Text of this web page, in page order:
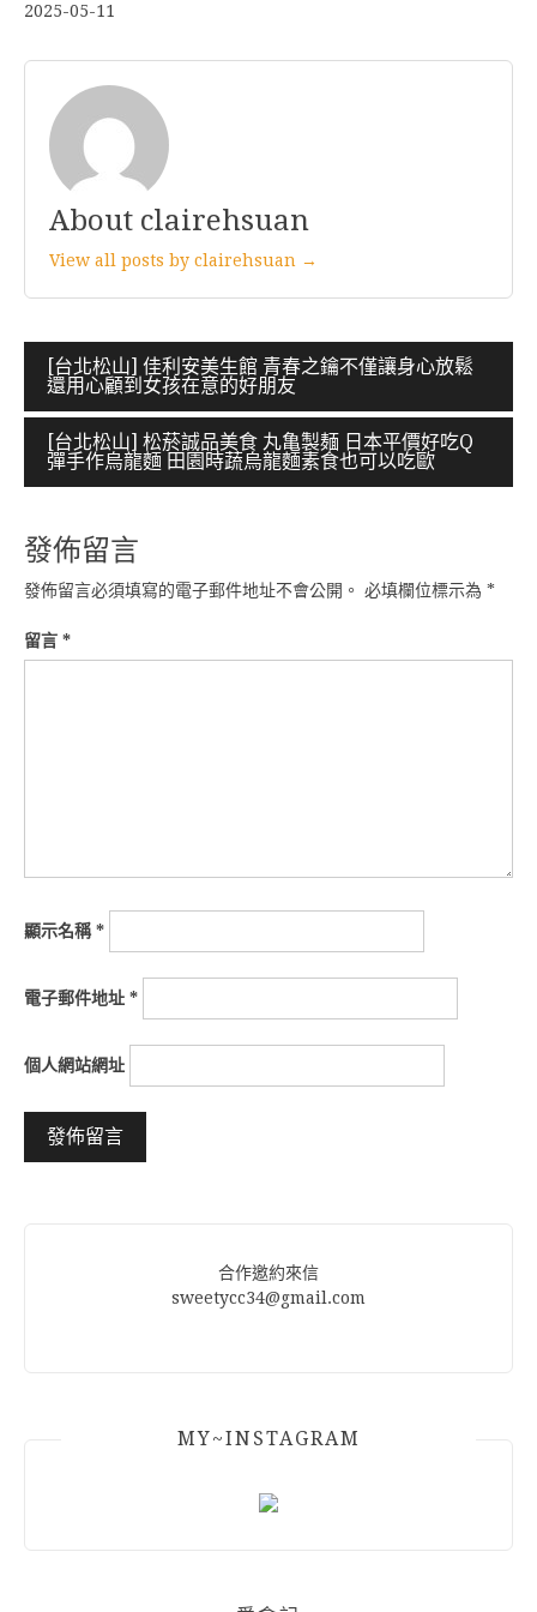
2025-05-11
About clairehsuan
View all posts by clairehsuan →
文
章
導
覽
[台北松山] 佳利安美生館 青春之鑰不僅讓身心放鬆
還用心顧到女孩在意的好朋友
[台北松山] 松菸誠品美食 丸亀製麺 日本平價好吃Q
彈手作烏龍麵 田園時蔬烏龍麵素食也可以吃歐
發佈留言
發佈留言必須填寫的電子郵件地址不會公開。 必填欄位標示為 *
留言 *
顯示名稱*
電子郵件地址 *
個人網站網址
合作邀約來信
sweetycc34@gmail.com
MY~INSTAGRAM